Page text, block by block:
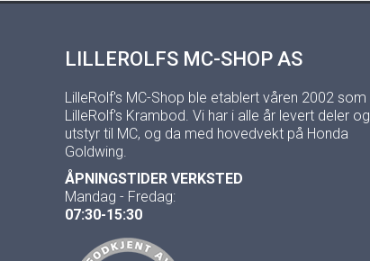
LILLEROLFS MC-SHOP AS
LilleRolf's MC-Shop ble etablert våren 2002 som
LilleRolf's Krambod. Vi har i alle år levert deler og
utstyr til MC, og da med hovedvekt på Honda
Goldwing.
ÅPNINGSTIDER VERKSTED
Mandag - Fredag:
07:30-15:30